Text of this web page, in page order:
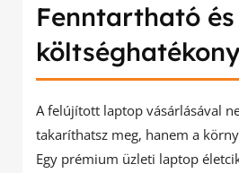
Fenntartható és
A felújított laptop vásárlásával
takaríthatsz meg, hanem a
Egy prémium üzleti laptop